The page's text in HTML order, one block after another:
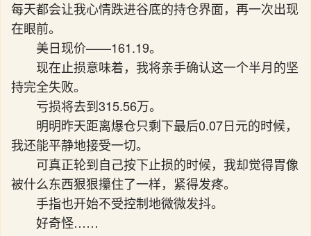
每天都会让我心情跌进谷底的持仓界面，再一次出现
在眼前。
美日现价——161.19。
现在止损意味着，我将亲手确认这一个半月的坚
持完全失败。
亏损将去到315.56万。
明明昨天距离爆仓只剩下最后0.07日元的时候，
我还能平静地接受一切。
可真正轮到自己按下止损的时候，我却觉得胃像
被什么东西狠狠攥住了一样，紧得发疼。
手指也开始不受控制地微微发抖。
好奇怪……